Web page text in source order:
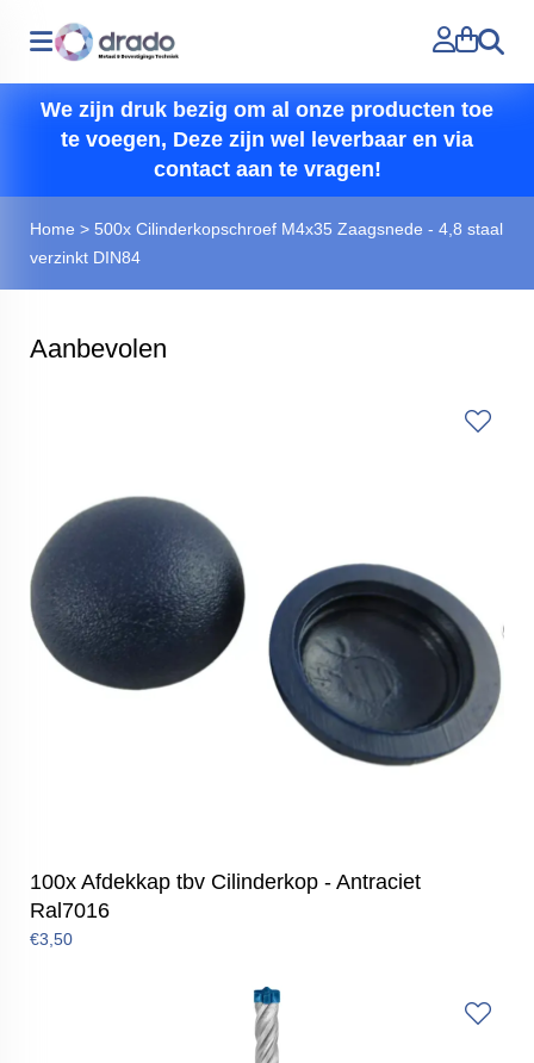
Zoeken
We zijn druk bezig om al onze producten toe
te voegen, Deze zijn wel leverbaar en via
contact aan te vragen!
Home > 500x Cilinderkopschroef M4x35 Zaagsnede - 4,8 staal
verzinkt DIN84
Aanbevolen
100x Afdekkap tbv Cilinderkop - Antraciet
Ral7016
€3,50